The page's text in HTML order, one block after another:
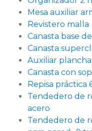
Mesa auxiliar
Revistero malla
Canasta base
Canasta
Auxiliar
Canasta con
Repisa práctica
Tendedero de
acero
Tendedero de